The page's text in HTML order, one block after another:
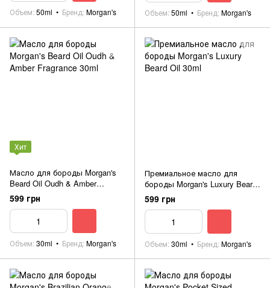
Объем 50ml Бренд Morgan's Объем 50ml Бренд Morgan's
Хит
Масло для бороды Morgan's
Beard Oil Oudh & Amber
Fragrance 30ml
599 грн
Объем 30ml Бренд Morgan's
Премиальное масло для
бороды Morgan's Luxury Beard
Oil 30ml
599 грн
Объем 30ml Бренд Morgan's